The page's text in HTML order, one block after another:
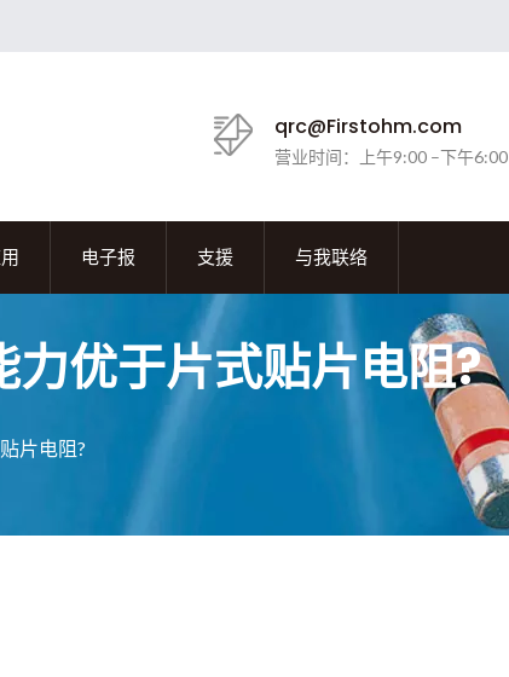
qrc@Firstohm.com
营业时间：上午9:00 –下午6:00
电子报 支援 与我联络
优于片式贴片电阻?
片电阻?